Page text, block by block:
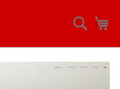
検
索